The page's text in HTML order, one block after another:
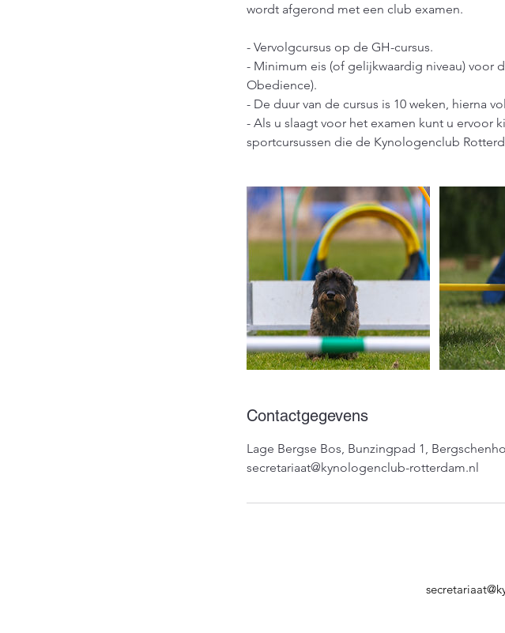
wordt afgerond met een club examen.
- Vervolgcursus op de GH-cursus.
- Minimum eis (of gelijkwaardig niveau) voor
Obedience).
- De duur van de cursus is 10 weken, hierna
- Als u slaagt voor het examen kunt u ervoor
sportcursussen die de Kynologenclub
Contactgegevens
Lage Bergse Bos, Bunzingpad 1,
secretariaat@kynologenclub-rotterdam.nl